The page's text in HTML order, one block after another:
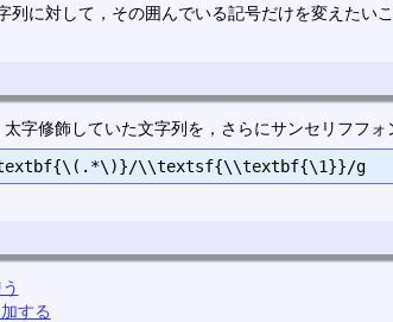
列に対して，その囲んでいる記号だけを変えたい
字修飾していた文字列を，さらにサンセリフフ
する